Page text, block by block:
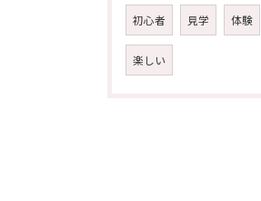
初心者 見学 体験
楽しい